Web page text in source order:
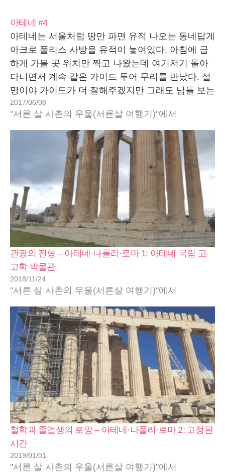
아테네 #4
아테네는 서울처럼 땅만 파면 유적 나오는 동네답게
아크로 폴리스 사방을 유적이 놓여있다. 아침에 급
하게 가볼 곳 위치만 찍고 나왔는데 여기저기 돌아
다니면서 계속 같은 가이드 투어 무리를 만났다. 설
명이야 가이드가 더 잘해주겠지만 그래도 남들 보는
건 보고 가는 거다. 꽤 뿌듯했다. 물론 여기저기 찾
아보지 말고 가이드 투어를 했어야 한다는 아쉬움도
있다.…
2017/06/08
"서른 살 사촌의 우울(서른살 여행기)"에서
관광의 전형 – 아테네·나폴리·로마 1: 아테네 국립 고
고학 박물관
2018/11/24
"서른 살 사촌의 우울(서른살 여행기)"에서
철학과 졸업생의 로망 – 아테네·나폴리·로마 2: 고정된
시간
2019/01/01
"서른 살 사촌의 우울(서른살 여행기)"에서